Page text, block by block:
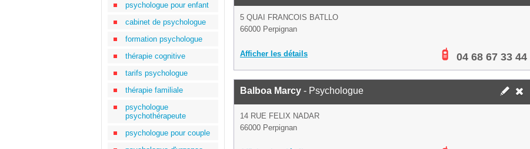
psychologue pour enfant
cabinet de psychologue
formation psychologue
thérapie cognitive
tarifs psychologue
thérapie familiale
psychologue
psychothérapeute
psychologue pour couple
5 QUAI FRANCOIS BATLLO
66000 Perpignan
Afficher les détails 04 68 67 33 44
Balboa Marcy - Psychologue
14 RUE FELIX NADAR
66000 Perpignan